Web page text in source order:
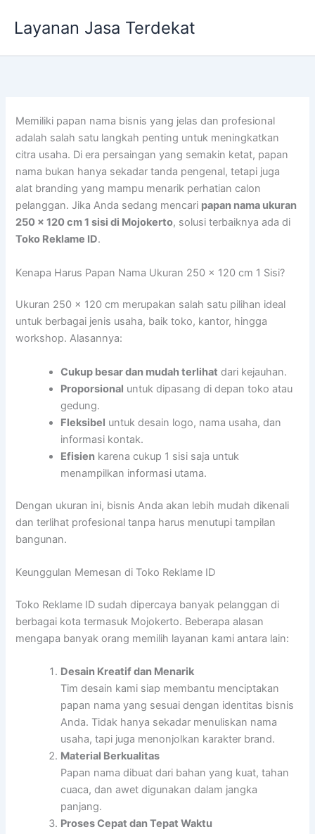
Layanan Jasa Terdekat
Memiliki papan nama bisnis yang jelas dan profesional
adalah salah satu langkah penting untuk meningkatkan
citra usaha. Di era persaingan yang semakin ketat, papan
nama bukan hanya sekadar tanda pengenal, tetapi juga
alat branding yang mampu menarik perhatian calon
pelanggan. Jika Anda sedang mencari papan nama ukuran
250 x 120 cm 1 sisi di Mojokerto, solusi terbaiknya ada di
Toko Reklame ID.
Kenapa Harus Papan Nama Ukuran 250 x 120 cm 1 Sisi?
Ukuran 250 x 120 cm merupakan salah satu pilihan ideal
untuk berbagai jenis usaha, baik toko, kantor, hingga
workshop. Alasannya:
Cukup besar dan mudah terlihat dari kejauhan.
Proporsional untuk dipasang di depan toko atau
gedung.
Fleksibel untuk desain logo, nama usaha, dan
informasi kontak.
Efisien karena cukup 1 sisi saja untuk
menampilkan informasi utama.
Dengan ukuran ini, bisnis Anda akan lebih mudah dikenali
dan terlihat profesional tanpa harus menutupi tampilan
bangunan.
Keunggulan Memesan di Toko Reklame ID
Toko Reklame ID sudah dipercaya banyak pelanggan di
berbagai kota termasuk Mojokerto. Beberapa alasan
mengapa banyak orang memilih layanan kami antara lain:
Desain Kreatif dan Menarik
Tim desain kami siap membantu menciptakan
papan nama yang sesuai dengan identitas bisnis
Anda. Tidak hanya sekadar menuliskan nama
usaha, tapi juga menonjolkan karakter brand.
Material Berkualitas
Papan nama dibuat dari bahan yang kuat, tahan
cuaca, dan awet digunakan dalam jangka
panjang.
Proses Cepat dan Tepat Waktu